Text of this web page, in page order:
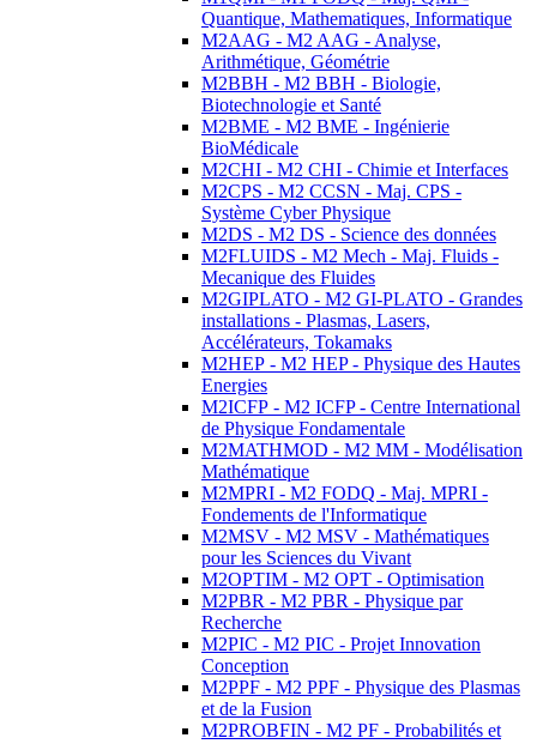
Quantique, Mathematiques, Informatique
M2AAG - M2 AAG - Analyse,
Arithmétique, Géométrie
M2BBH - M2 BBH - Biologie,
Biotechnologie et Santé
M2BME - M2 BME - Ingénierie
BioMédicale
M2CHI - M2 CHI - Chimie et Interfaces
M2CPS - M2 CCSN - Maj. CPS -
Système Cyber Physique
M2DS - M2 DS - Science des données
M2FLUIDS - M2 Mech - Maj. Fluids -
Mecanique des Fluides
M2GIPLATO - M2 GI-PLATO - Grandes
installations - Plasmas, Lasers,
Accélérateurs, Tokamaks
M2HEP - M2 HEP - Physique des Hautes
Energies
M2ICFP - M2 ICFP - Centre International
de Physique Fondamentale
M2MATHMOD - M2 MM - Modélisation
Mathématique
M2MPRI - M2 FODQ - Maj. MPRI -
Fondements de l'Informatique
M2MSV - M2 MSV - Mathématiques
pour les Sciences du Vivant
M2OPTIM - M2 OPT - Optimisation
M2PBR - M2 PBR - Physique par
Recherche
M2PIC - M2 PIC - Projet Innovation
Conception
M2PPF - M2 PPF - Physique des Plasmas
et de la Fusion
M2PROBFIN - M2 PF - Probabilités et